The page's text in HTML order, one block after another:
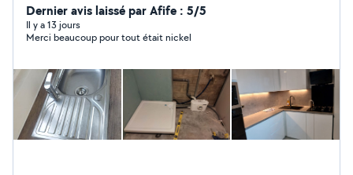
Dernier avis laissé par Afife : 5/5
Il y a 13 jours
Merci beaucoup pour tout était nickel